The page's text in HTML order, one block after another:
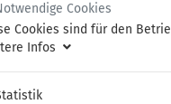
FAMAG
Cookies
Cookies sind für den
Infos